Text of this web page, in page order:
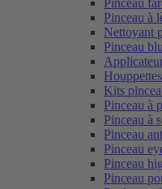
Pinceau
Pinceau à
Nettoyant
Pinceau
Kits
Pinceau à
Pinceau à
Pinceau
Pinceau
Pinceau
Pinceau